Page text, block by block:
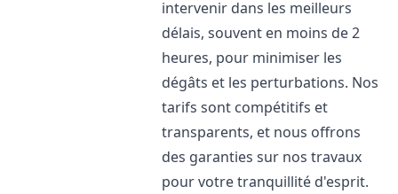
intervenir dans les meilleurs
délais, souvent en moins de 2
heures, pour minimiser les
dégâts et les perturbations. Nos
tarifs sont compétitifs et
transparents, et nous offrons
des garanties sur nos travaux
pour votre tranquillité d'esprit.